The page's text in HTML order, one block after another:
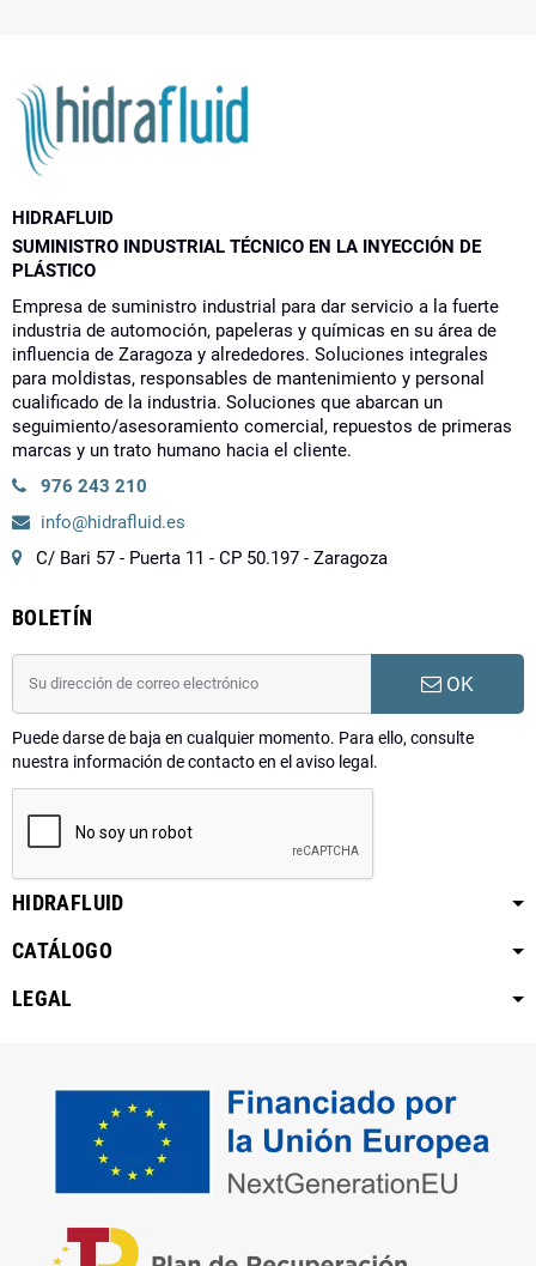
HIDRAFLUID
SUMINISTRO INDUSTRIAL TÉCNICO EN LA INYECCIÓN DE
PLÁSTICO
Empresa de suministro industrial para dar servicio a la fuerte
industria de automoción, papeleras y químicas en su área de
influencia de Zaragoza y alrededores. Soluciones integrales
para moldistas, responsables de mantenimiento y personal
cualificado de la industria. Soluciones que abarcan un
seguimiento/asesoramiento comercial, repuestos de primeras
marcas y un trato humano hacia el cliente.
976 243 210
info@hidrafluid.es
C/ Bari 57 - Puerta 11 - CP 50.197 - Zaragoza
BOLETÍN
OK
Puede darse de baja en cualquier momento. Para ello, consulte
nuestra información de contacto en el aviso legal.
HIDRAFLUID
CATÁLOGO
LEGAL